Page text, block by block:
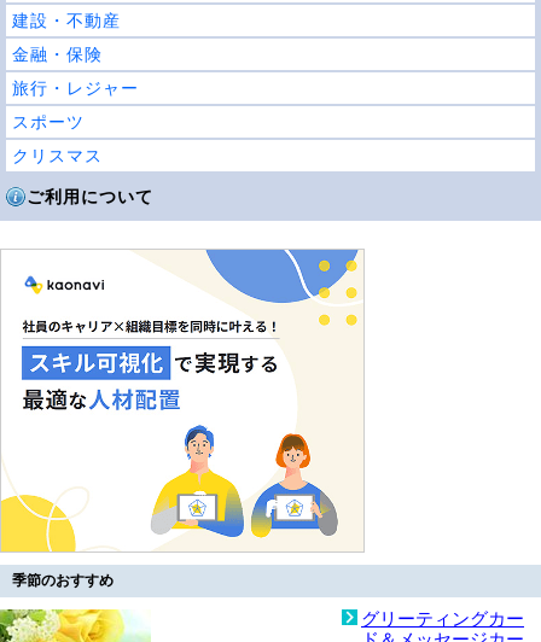
建設・不動産
金融・保険
旅行・レジャー
スポーツ
クリスマス
ご利用について
季節のおすすめ
グリーティングカー